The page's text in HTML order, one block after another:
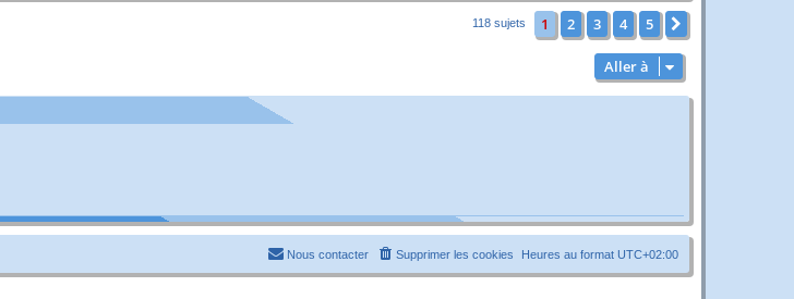
118 sujets 1 2 3 4 5
Aller à
Heures au format UTC+02:00
Supprimer les cookies
Nous contacter